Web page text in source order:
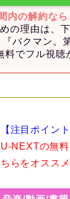
内の解約なら
の理由は、
バクマン。
料でフル視聴
【注目ポイント
NEXTの無料
らをオススメ